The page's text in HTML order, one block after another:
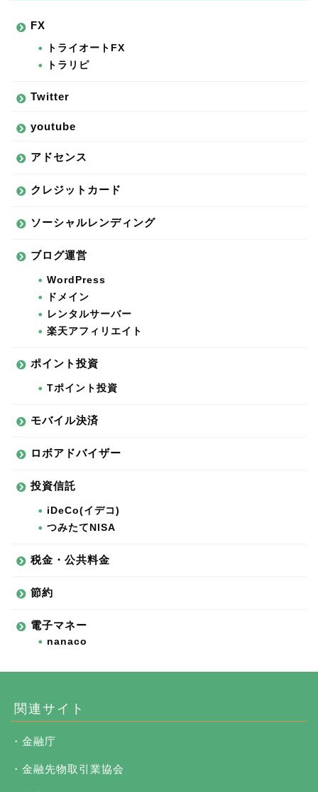
FX
トライオートFX
トラリピ
Twitter
youtube
アドセンス
クレジットカード
ソーシャルレンディング
ブログ運営
WordPress
ドメイン
レンタルサーバー
楽天アフィリエイト
ポイント投資
Tポイント投資
モバイル決済
ロボアドバイザー
投資信託
iDeCo(イデコ)
つみたてNISA
税金・公共料金
節約
電子マネー
nanaco
関連サイト
・金融庁
・金融先物取引業協会